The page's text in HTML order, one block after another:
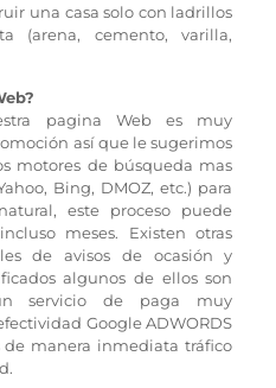
una casa solo con ladrillos
(arena, cemento, varilla,
pagina Web es muy
así que le sugerimos
motores de búsqueda mas
Bing, DMOZ, etc.) para
este proceso puede
meses. Existen otras
de avisos de ocasión y
algunos de ellos son
servicio de paga muy
Google ADWORDS
manera inmediata tráfico